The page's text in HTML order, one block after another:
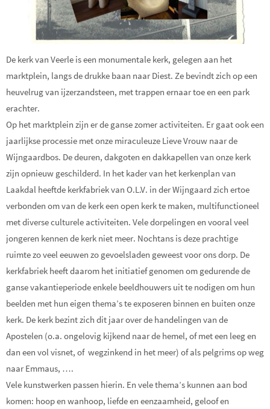
De kerk van Veerle is een monumentale kerk, gelegen aan het
marktplein, langs de drukke baan naar Diest. Ze bevindt zich op een
heuvelrug van ijzerzandsteen, met trappen ernaar toe en een park
erachter.
Op het marktplein zijn er de ganse zomer activiteiten. Er gaat ook een
jaarlijkse processie met onze miraculeuze Lieve Vrouw naar de
Wijngaardbos. De deuren, dakgoten en dakkapellen van onze kerk
zijn opnieuw geschilderd. In het kader van het kerkenplan van
Laakdal heeftde kerkfabriek van O.L.V. in der Wijngaard zich ertoe
verbonden om van de kerk een open kerk te maken, multifunctioneel
met diverse culturele activiteiten. Vele dorpelingen en vooral veel
jongeren kennen de kerk niet meer. Nochtans is deze prachtige
ruimte zo veel eeuwen zo gevoelsladen geweest voor ons dorp. De
kerkfabriek heeft daarom het initiatief genomen om gedurende de
ganse vakantieperiode enkele beeldhouwers uit te nodigen om hun
beelden met hun eigen thema’s te exposeren binnen en buiten onze
kerk. De kerk bezint zich dit jaar over de handelingen van de
Apostelen (o.a. ongelovig kijkend naar de hemel, of met een leeg en
dan een vol visnet, of wegzinkend in het meer) of als pelgrims op weg
naar Emmaus, ….
Vele kunstwerken passen hierin. En vele thema’s kunnen aan bod
komen: hoop en wanhoop, liefde en eenzaamheid, geloof en